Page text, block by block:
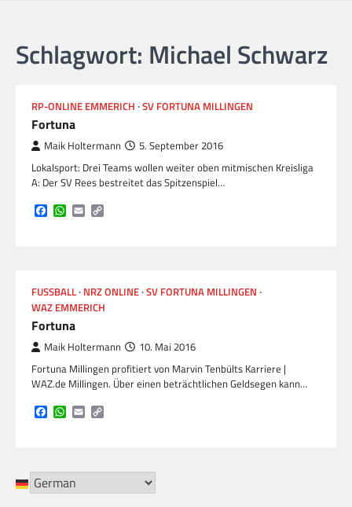
Schlagwort: Michael Schwarz
RP-ONLINE EMMERICH SV FORTUNA MILLINGEN
Fortuna
Maik Holtermann 5. September 2016
Lokalsport: Drei Teams wollen weiter oben mitmischen Kreisliga
A: Der SV Rees bestreitet das Spitzenspiel…
Facebook
WhatsApp
Email
FUSSBALL NRZ ONLINE SV FORTUNA MILLINGEN
WAZ EMMERICH
Fortuna
Maik Holtermann 10. Mai 2016
Fortuna Millingen profitiert von Marvin Tenbülts Karriere |
WAZ.de Millingen. Über einen beträchtlichen Geldsegen kann…
Facebook
WhatsApp
Email